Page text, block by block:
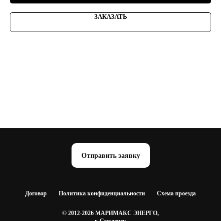
ЗАКАЗАТЬ
Отправить заявку
Договор Политика конфиденциальности Схема проезда
© 2012-2026 МАРИМАКС ЭНЕРГО,